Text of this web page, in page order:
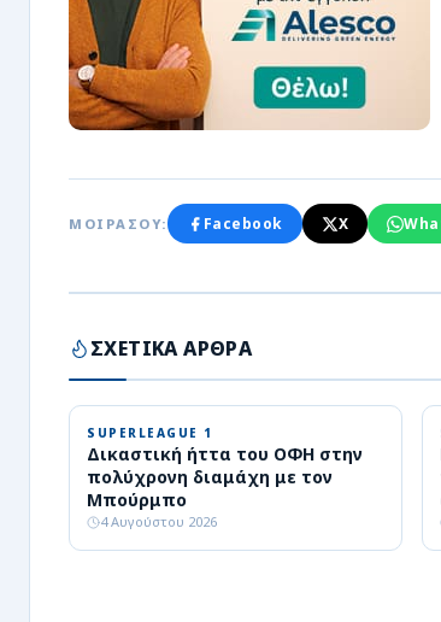
ΜΟΙΡΑΣΟΥ: Facebook X
ΣΧΕΤΙΚΑ ΑΡΘΡΑ
SUPERLEAGUE 1
Δικαστική ήττα του ΟΦΗ στην
πολύχρονη διαμάχη με τον
Μπούρμπο
4 Αυγούστου 2026